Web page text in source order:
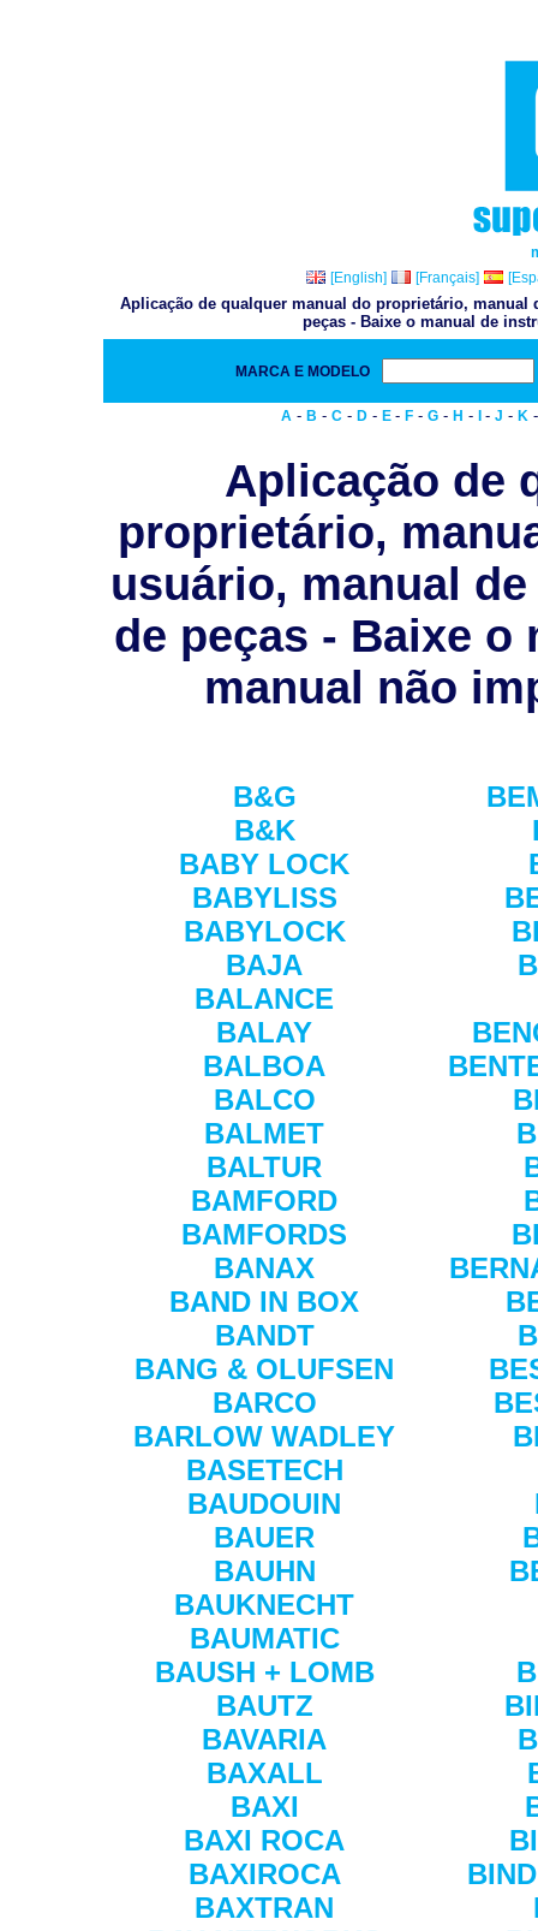
[English]
[Français]
Aplicação de qualquer manual do proprietário,
peças - Baixe o manual de
MARCA E MODELO
A - B - C - D - E - F - G - H - - J - K
Aplicação de
proprietário,
usuário, manual
de peças - Baixe o
manual não
B&G
B&K
BABY LOCK
BABYLISS
BABYLOCK
BAJA
BALANCE
BALAY
BALBOA
BALCO
BALMET
BALTUR
BAMFORD
BAMFORDS
BANAX
BAND IN BOX
BANDT
BANG & OLUFSEN
BARCO
BARLOW WADLEY
BASETECH
BAUDOUIN
BAUER
BAUHN
BAUKNECHT
BAUMATIC
BAUSH + LOMB
BAUTZ
BAVARIA
BAXALL
BAXI
BAXI ROCA
BAXIROCA
BAXTRAN